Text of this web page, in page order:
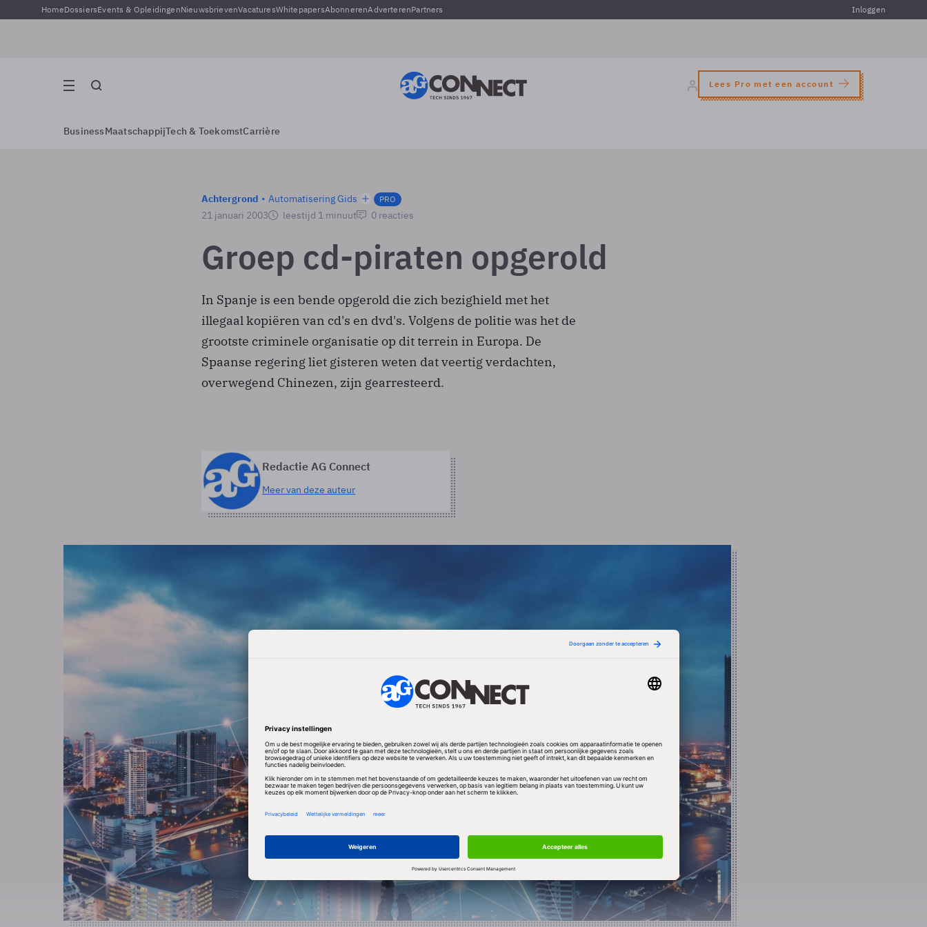
HomeDossiersEvents & OpleidingenNieuwsbrievenVacaturesWhitepapersAbonnerenAdverterenPartners Inloggen
Lees Pro met een account
BusinessMaatschappijTech & ToekomstCarrière
Achtergrond Automatisering Gids PRO
21 januari 2003 leestijd 1 minuut 0 reacties
Groep cd-piraten opgerold
In Spanje is een bende opgerold die zich bezighield met het
illegaal kopiëren van cd's en dvd's. Volgens de politie was het de
grootste criminele organisatie op dit terrein in Europa. De
Spaanse regering liet gisteren weten dat veertig verdachten,
overwegend Chinezen, zijn gearresteerd.
Redactie AG Connect
Meer van deze auteur